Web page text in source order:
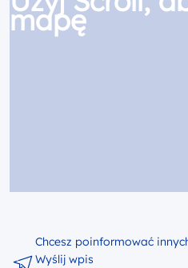
mapę
Chcesz poinformować
Wyślij wpis